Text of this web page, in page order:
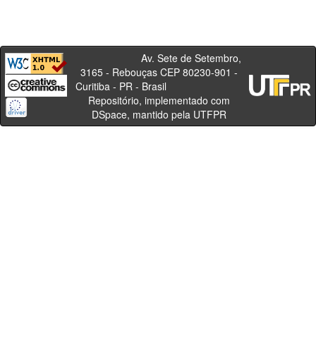
Av. Sete de Setembro,
3165 - Rebouças CEP 80230-901 -
Curitiba - PR - Brasil
Repositório, implementado com
DSpace, mantido pela UTFPR